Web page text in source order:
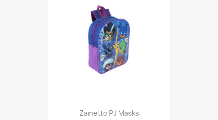
Zainetto PJ Masks